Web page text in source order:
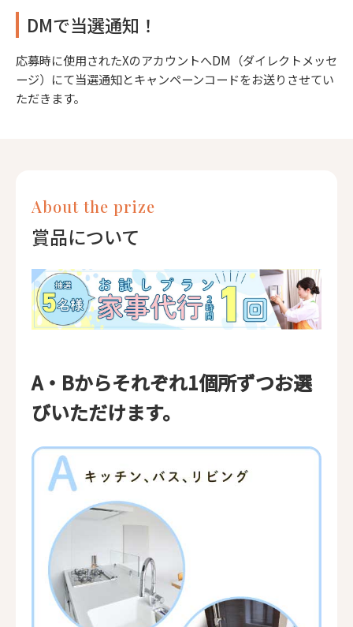
DMで当選通知！
応募時に使用されたXのアカウントへDM（ダイレクトメッセ
ージ）にて当選通知とキャンペーンコードをお送りさせてい
ただきます。
About the prize
賞品について
A・Bからそれぞれ1個所ずつお選
びいただけます。